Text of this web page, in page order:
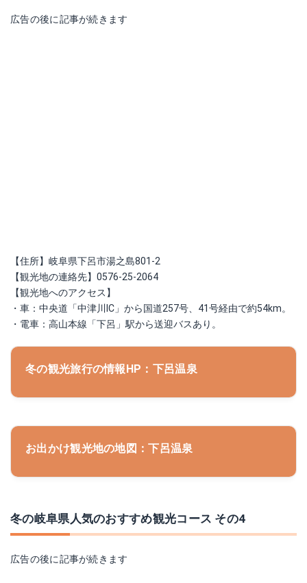
広告の後に記事が続きます
【住所】岐阜県下呂市湯之島801-2
【観光地の連絡先】0576-25-2064
【観光地へのアクセス】
・車：中央道「中津川IC」から国道257号、41号経由で約54km。
・電車：高山本線「下呂」駅から送迎バスあり。
冬の観光旅行の情報HP：下呂温泉
お出かけ観光地の地図：下呂温泉
冬の岐阜県人気のおすすめ観光コース その4
広告の後に記事が続きます